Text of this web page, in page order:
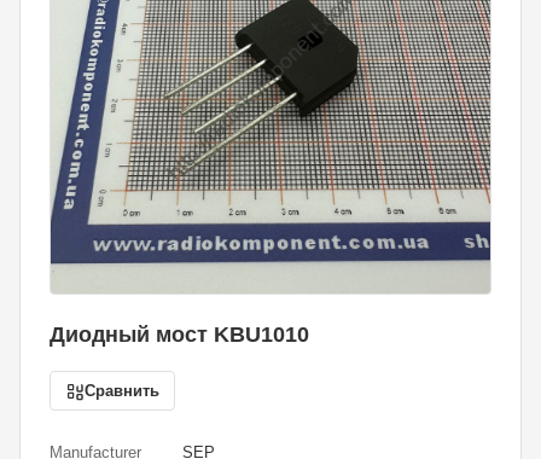
Диодный мост KBU1010
Сравнить
Manufacturer SEP